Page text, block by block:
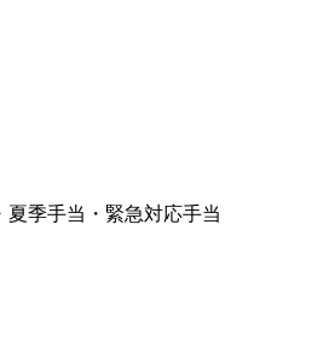
季手当・緊急対応手当